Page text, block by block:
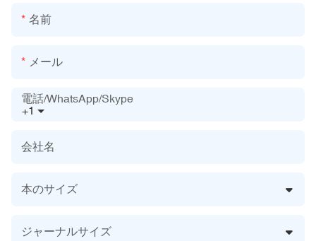
名前
メール
+1
電話/WhatsApp/Skype
会社名
本のサイズ
ジャーナルサイズ